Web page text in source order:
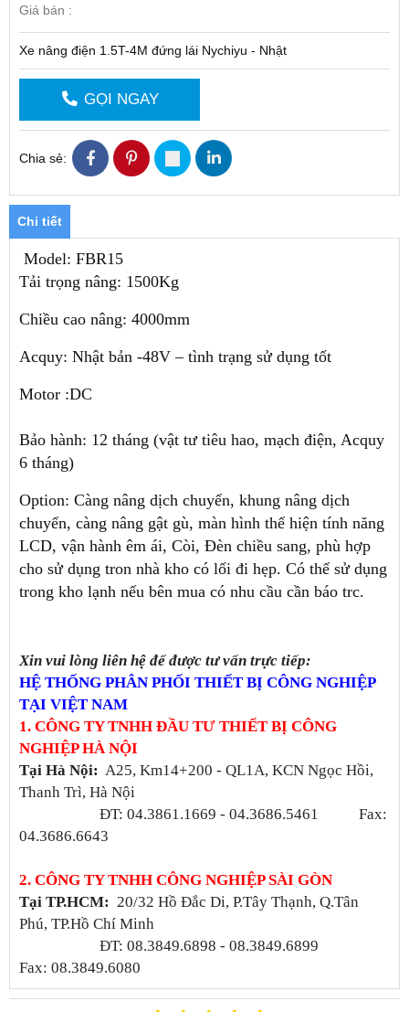
Giá bán :
Xe nâng điện 1.5T-4M đứng lái Nychiyu - Nhật
GỌI NGAY
Chia sẻ:
Chi tiết
Model: FBR15
Tải trọng nâng: 1500Kg
Chiều cao nâng: 4000mm
Acquy: Nhật bản -48V – tình trạng sử dụng tốt
Motor :DC
Bảo hành: 12 tháng (vật tư tiêu hao, mạch điện, Acquy
6 tháng)
Option: Càng nâng dịch chuyển, khung nâng dịch
chuyển, càng nâng gật gù, màn hình thể hiện tính năng
LCD, vận hành êm ái, Còi, Đèn chiều sang, phù hợp
cho sử dụng tron nhà kho có lối đi hẹp. Có thể sử dụng
trong kho lạnh nếu bên mua có nhu cầu cần báo trc.
Xin vui lòng liên hệ để được tư vấn trực tiếp:
HỆ THỐNG PHÂN PHỐI THIẾT BỊ CÔNG NGHIỆP
TẠI VIỆT NAM
1. CÔNG TY TNHH ĐẦU TƯ THIẾT BỊ CÔNG
NGHIỆP HÀ NỘI
Tại Hà Nội: A25, Km14+200 - QL1A, KCN Ngọc Hồi,
Thanh Trì, Hà Nội
ĐT: 04.3861.1669 - 04.3686.5461 Fax:
04.3686.6643
2. CÔNG TY TNHH CÔNG NGHIỆP SÀI GÒN
Tại TP.HCM: 20/32 Hồ Đắc Di, P.Tây Thạnh, Q.Tân
Phú, TP.Hồ Chí Minh
ĐT: 08.3849.6898 - 08.3849.6899
Fax: 08.3849.6080